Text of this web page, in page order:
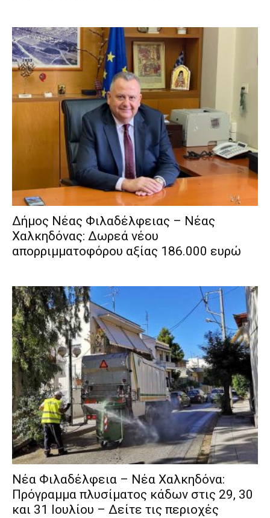
Δήμος Νέας Φιλαδέλφειας – Νέας
Χαλκηδόνας: Δωρεά νέου
απορριμματοφόρου αξίας 186.000 ευρώ
Νέα Φιλαδέλφεια – Νέα Χαλκηδόνα:
Πρόγραμμα πλυσίματος κάδων στις 29, 30
και 31 Ιουλίου – Δείτε τις περιοχές